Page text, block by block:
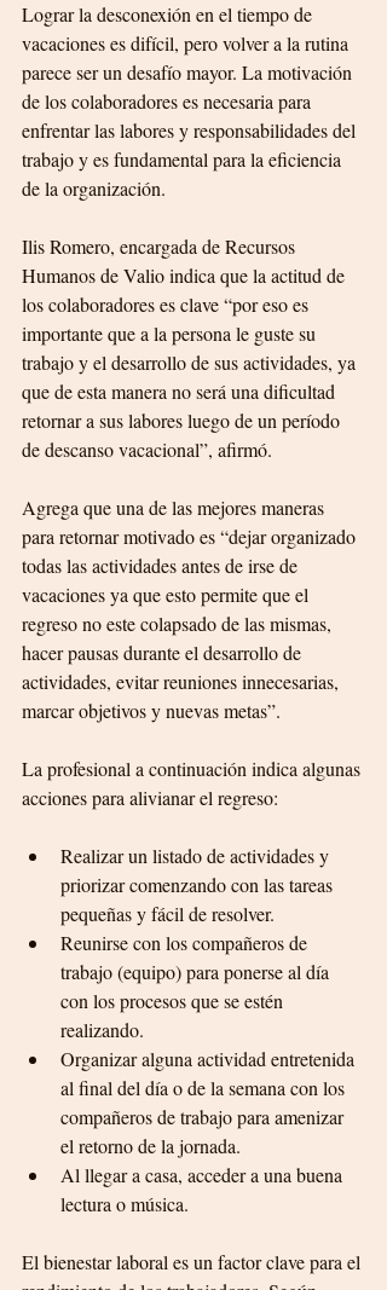
Lograr la desconexión en el tiempo de
vacaciones es difícil, pero volver a la rutina
parece ser un desafío mayor. La motivación
de los colaboradores es necesaria para
enfrentar las labores y responsabilidades del
trabajo y es fundamental para la eficiencia
de la organización.
Ilis Romero, encargada de Recursos
Humanos de Valio indica que la actitud de
los colaboradores es clave “por eso es
importante que a la persona le guste su
trabajo y el desarrollo de sus actividades, ya
que de esta manera no será una dificultad
retornar a sus labores luego de un período
de descanso vacacional”, afirmó.
Agrega que una de las mejores maneras
para retornar motivado es “dejar organizado
todas las actividades antes de irse de
vacaciones ya que esto permite que el
regreso no este colapsado de las mismas,
hacer pausas durante el desarrollo de
actividades, evitar reuniones innecesarias,
marcar objetivos y nuevas metas”.
La profesional a continuación indica algunas
acciones para alivianar el regreso:
Realizar un listado de actividades y
priorizar comenzando con las tareas
pequeñas y fácil de resolver.
Reunirse con los compañeros de
trabajo (equipo) para ponerse al día
con los procesos que se estén
realizando.
Organizar alguna actividad entretenida
al final del día o de la semana con los
compañeros de trabajo para amenizar
el retorno de la jornada.
Al llegar a casa, acceder a una buena
lectura o música.
El bienestar laboral es un factor clave para el